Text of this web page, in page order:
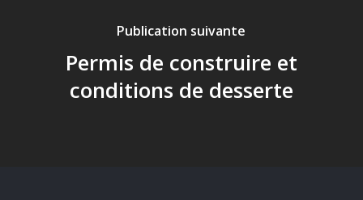
Publication suivante
Permis de construire et
conditions de desserte